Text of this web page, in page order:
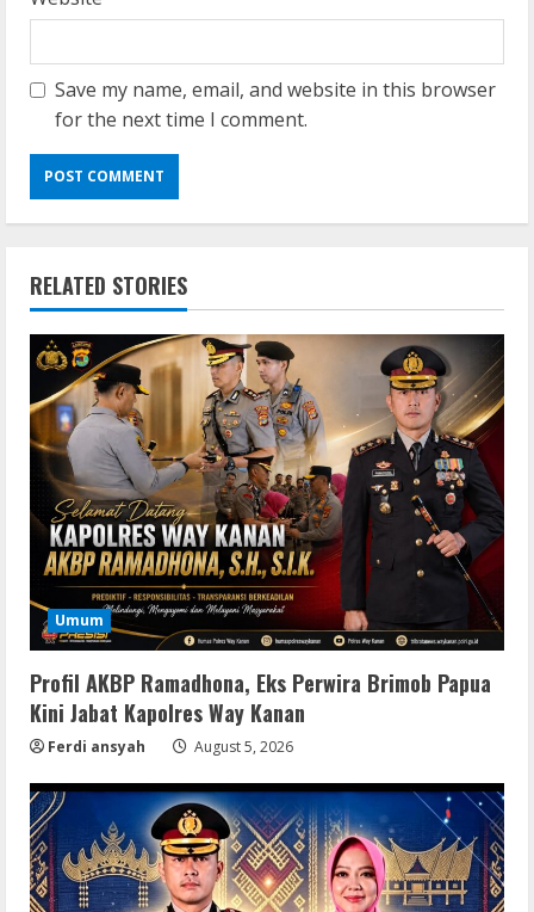
Save my name, email, and website in this browser
for the next time I comment.
RELATED STORIES
Umum
Profil AKBP Ramadhona, Eks Perwira Brimob Papua
Kini Jabat Kapolres Way Kanan
Ferdi ansyah August 5, 2026
2
VMware Workstation Portable +
Activator Final
August 6, 2026